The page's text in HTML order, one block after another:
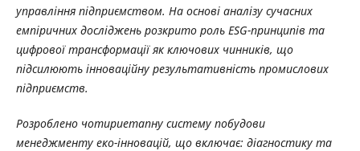
управління підприємством. На основі аналізу сучасних
емпіричних досліджень розкрито роль ESG-принципів та
цифрової трансформації як ключових чинників, що
підсилюють інноваційну результативність промислових
підприємств.
Розроблено чотириетапну систему побудови
менеджменту еко-інновацій, що включає: діагностику та